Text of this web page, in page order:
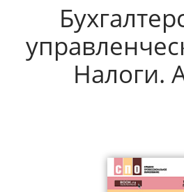
Налоги.